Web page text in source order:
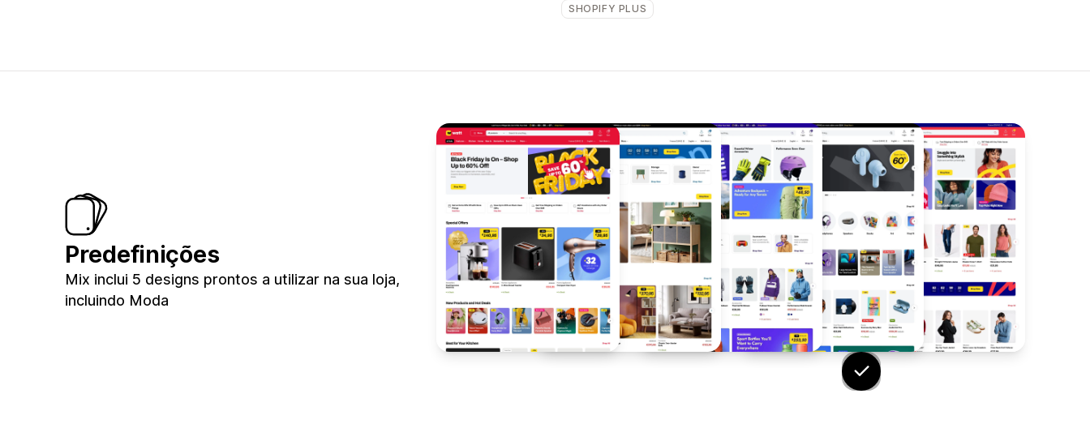
SHOPIFY PLUS
Predefinições
Mix inclui 5 designs prontos a utilizar na sua loja,
incluindo Moda